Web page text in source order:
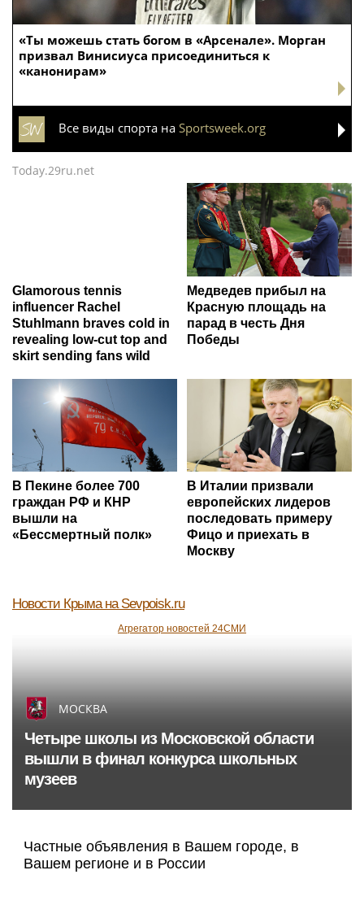
«Ты можешь стать богом в «Арсенале». Морган
призвал Винисиуса присоединиться к
«канонирам»
Все виды спорта на Sportsweek.org
Today.29ru.net
Glamorous tennis
influencer Rachel
Stuhlmann braves cold in
revealing low-cut top and
skirt sending fans wild
Медведев прибыл на
Красную площадь на
парад в честь Дня
Победы
В Пекине более 700
граждан РФ и КНР
вышли на
«Бессмертный полк»
В Италии призвали
европейских лидеров
последовать примеру
Фицо и приехать в
Москву
Новости Крыма на Sevpoisk.ru
Агрегатор новостей 24СМИ
МОСКВА
Четыре школы из Московской области
вышли в финал конкурса школьных
музеев
Частные объявления в Вашем городе, в
Вашем регионе и в России